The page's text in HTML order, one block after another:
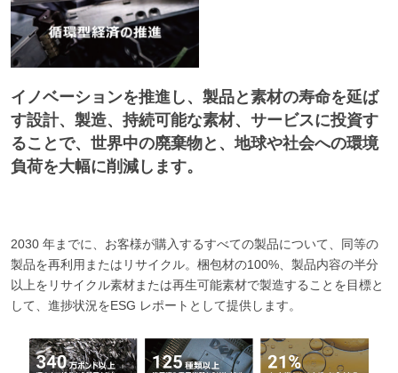
イノベーションを推進し、製品と素材の寿命を延ば
す設計、製造、持続可能な素材、サービスに投資す
ることで、世界中の廃棄物と、地球や社会への環境
負荷を大幅に削減します。
2030 年までに、お客様が購入するすべての製品について、同等の
製品を再利用またはリサイクル。梱包材の100%、製品内容の半分
以上をリサイクル素材または再生可能素材で製造することを目標と
して、進捗状況をESG レポートとして提供します。